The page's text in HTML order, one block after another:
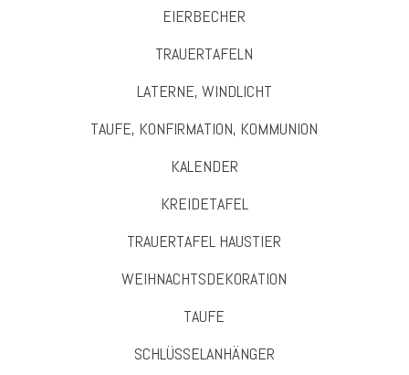
EIERBECHER
TRAUERTAFELN
LATERNE, WINDLICHT
TAUFE, KONFIRMATION, KOMMUNION
KALENDER
KREIDETAFEL
TRAUERTAFEL HAUSTIER
WEIHNACHTSDEKORATION
TAUFE
SCHLÜSSELANHÄNGER